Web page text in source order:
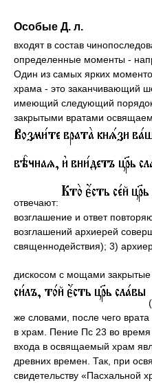
Особые Д. л.
входят в состав
определенные моменты -
Один из самых ярких
храма - это заканчивающий
имеющий следующий
закрытыми вратами
отвечают:
возглашение и ответ
возглашений архиерей
священнодействия); 3)
дискосом с мощами закрытые
же словами, после чего
в храм. Пение Пс 23 во
входа в освящаемый храм
древних времен. Так, при
свидетельству «Пасхальной